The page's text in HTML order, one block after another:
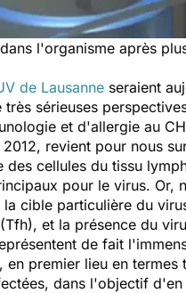
l'organisme après
de Lausanne seraient
sérieuses
et d'allergie au
revient pour nous
cellules du tissu
pour le virus. Or,
cible particulière du
et la présence du
de fait
en premier lieu en
dans l'objectif